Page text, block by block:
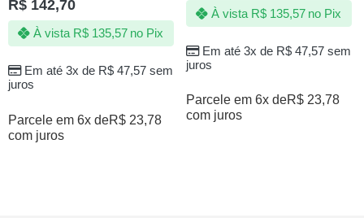
5.00de 5
R$ 142,70
Em até 3x de R$47,57sem
juros
À vista R$135,57 no Pix
Parcele em 6x deR$ 23,78
com juros
Em até 3x de R$47,57sem
juros
À vista R$135,57 no Pix
Parcele em 6x deR$ 23,78
com juros